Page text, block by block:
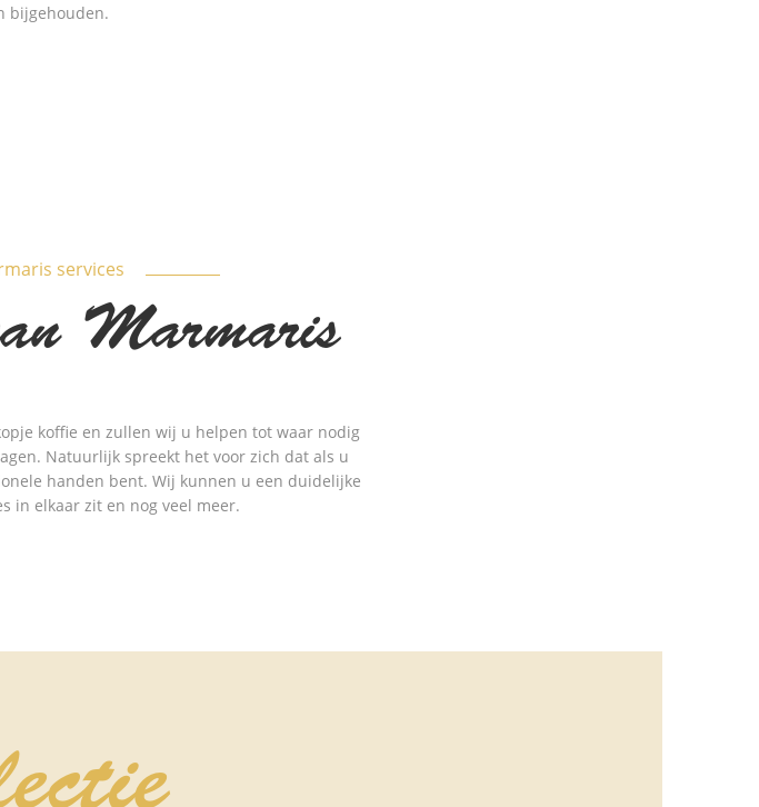
bijgehouden.
services
Marmaris
koffie en zullen wij u helpen tot waar nodig
Natuurlijk spreekt het voor zich dat als u
handen bent. Wij kunnen u een duidelijke
in elkaar zit en nog veel meer.